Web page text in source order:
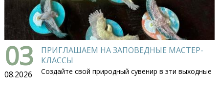
03
08.2026
ПРИГЛАШАЕМ НА ЗАПОВЕДНЫЕ МАСТЕР-
КЛАССЫ
Создайте свой природный сувенир в эти выходные